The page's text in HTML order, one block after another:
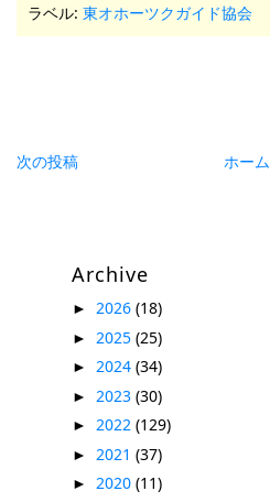
ラベル: 東オホーツクガイド協会
次の投稿 ホーム
Archive
► 2026 (18)
► 2025 (25)
► 2024 (34)
► 2023 (30)
► 2022 (129)
► 2021 (37)
► 2020 (11)